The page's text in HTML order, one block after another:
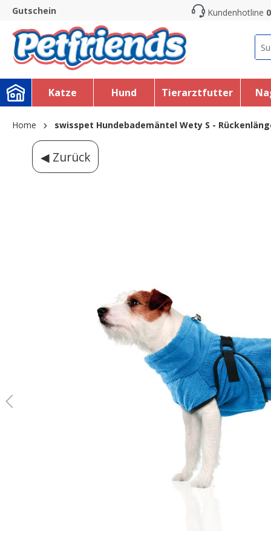
Skip to main navigation
Gutschein Kundenhotline
Katze Hund Tierarztfutter
Home swisspet Hundebademäntel Wety S -
◀ Zurück